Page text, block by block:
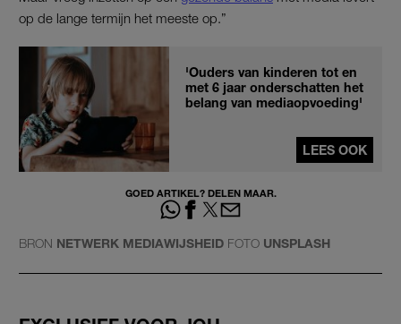
op de lange termijn het meeste op.”
'Ouders van kinderen tot en
met 6 jaar onderschatten het
belang van mediaopvoeding'
LEES OOK
GOED ARTIKEL? DELEN MAAR.
BRON NETWERK MEDIAWIJSHEID FOTO UNSPLASH